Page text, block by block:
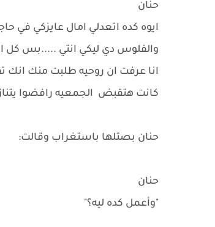
حنان
ايوه كده اتعدلي امال عايزكي في
والفلوس دي ليكي انتي .....بس كل
انا عرفت ان روحيه طلبت منك انك
كانت هتقبض الجمعيه رافضوا
حنان بصتلها باستغراب وقالت:
حنان
"وأعمل كده ليه؟"